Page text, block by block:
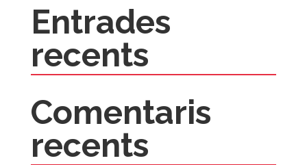
Entrades
recents
Comentaris
recents